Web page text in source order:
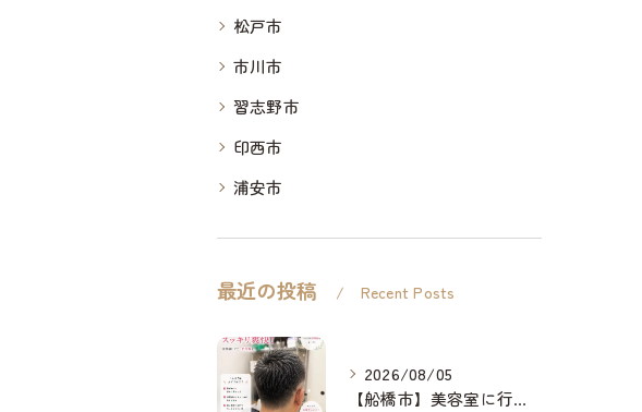
松戸市
市川市
習志野市
印西市
浦安市
最近の投稿 Recent Posts
2026/08/05
【船橋市】美容室に行けない…をなくしたい✂️✨